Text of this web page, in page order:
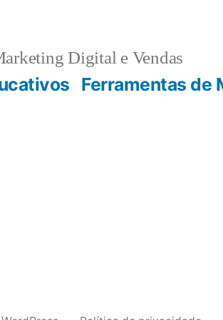
Digital e Vendas
Ferramentas de